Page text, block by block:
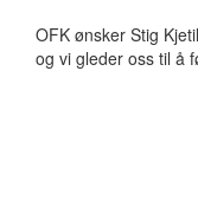
OFK ønsker Stig
og vi gleder oss til å